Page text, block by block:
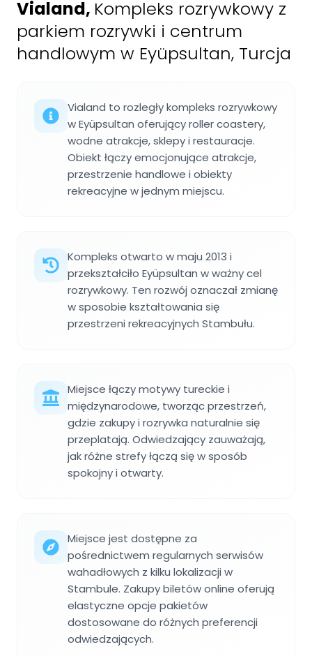
Vialand, Kompleks rozrywkowy z
parkiem rozrywki i centrum
handlowym w Eyüpsultan, Turcja
Vialand to rozległy kompleks rozrywkowy
w Eyüpsultan oferujący roller coastery,
wodne atrakcje, sklepy i restauracje.
Obiekt łączy emocjonujące atrakcje,
przestrzenie handlowe i obiekty
rekreacyjne w jednym miejscu.
Kompleks otwarto w maju 2013 i
przekształciło Eyüpsultan w ważny cel
rozrywkowy. Ten rozwój oznaczał zmianę
w sposobie kształtowania się
przestrzeni rekreacyjnych Stambułu.
Miejsce łączy motywy tureckie i
międzynarodowe, tworząc przestrzeń,
gdzie zakupy i rozrywka naturalnie się
przeplatają. Odwiedzający zauważają,
jak różne strefy łączą się w sposób
spokojny i otwarty.
Miejsce jest dostępne za
pośrednictwem regularnych serwisów
wahadłowych z kilku lokalizacji w
Stambule. Zakupy biletów online oferują
elastyczne opcje pakietów
dostosowane do różnych preferencji
odwiedzających.